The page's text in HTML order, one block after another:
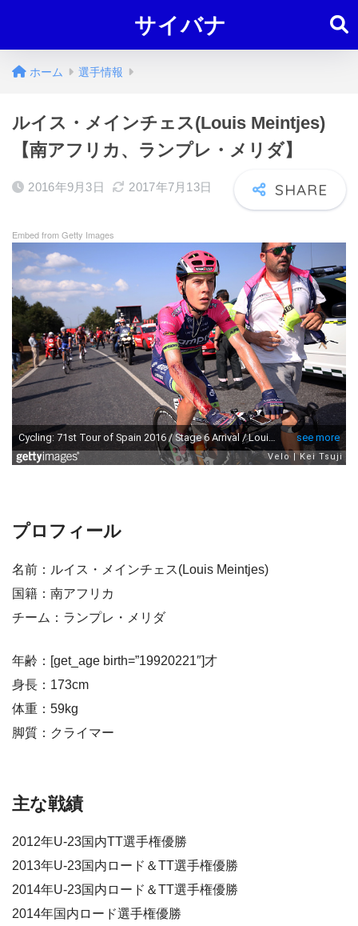
サイバナ
ホーム 選手情報
ルイス・メインチェス(Louis Meintjes)
【南アフリカ、ランプレ・メリダ】
2016年9月3日 2017年7月13日
Embed from Getty Images
プロフィール
名前：ルイス・メインチェス(Louis Meintjes)
国籍：南アフリカ
チーム：ランプレ・メリダ
年齢：[get_age birth=”19920221″]才
身長：173cm
体重：59kg
脚質：クライマー
主な戦績
2012年U-23国内TT選手権優勝
2013年U-23国内ロード＆TT選手権優勝
2014年U-23国内ロード＆TT選手権優勝
2014年国内ロード選手権優勝